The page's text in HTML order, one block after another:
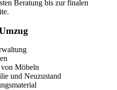
Beratung bis zur finalen
Möbeln
und Neuzustand